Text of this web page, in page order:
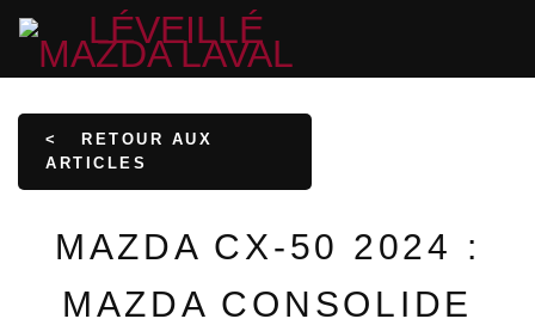
<
RETOUR AUX
ARTICLES
MAZDA CX-50 2024 :
MAZDA CONSOLIDE